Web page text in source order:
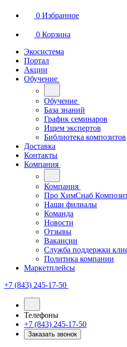
0 Избранное
0 Корзина
Экосистема
Портал
Акции
Обучение
Обучение
База знаний
График семинаров
Ищем экспертов
Библиотека композитов
Доставка
Контакты
Компания
Компания
Про ХимСнаб
Наши филиалы
Команда
Новости
Отзывы
Вакансии
Служба поддержки
Политика компании
Маркетплейсы
+7 (843) 245-17-50
Телефоны
+7 (843) 245-17-50
Заказать звонок